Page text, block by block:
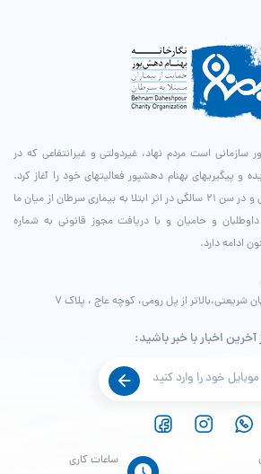
است مردم نهاد، غیردولتی و غیرانتفاعی که در
۱۳۷۴ برپایه ایده و پیگیری­های بهنام دهش­پور فعالیت­های خود را آغاز کرد.
بهنام در سوم اسفند همان سال و در سن ۲۱ سالگی در اثر ابتلا به بیماری سرطان از میان ما
و حامیان و با دریافت مجوز قانونی به شماره
ساعات کاری
شریعتی،بالاتر از پل رومی، کوچه عاج ، پلاک ۷
آخرین اخبار با خبر باشید: